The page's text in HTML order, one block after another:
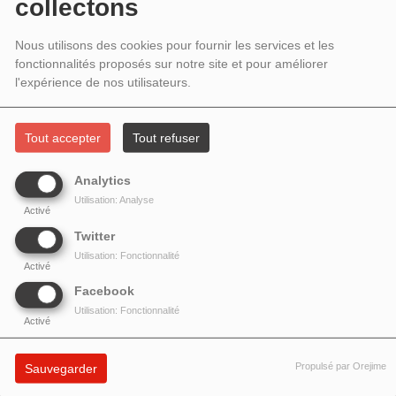
collectons
Nous utilisons des cookies pour fournir les services et les
fonctionnalités proposés sur notre site et pour améliorer
l'expérience de nos utilisateurs.
Tout accepter Tout refuser
Analytics
Activé
Utilisation: Analyse
Twitter
Activé
Utilisation: Fonctionnalité
Facebook
Activé
Utilisation: Fonctionnalité
Sauvegarder Propulsé par Orejime
MARGHERITA TREFOLONI DE LA CIE
LA MAGGESE
Anna Andreottiet
présentent les activités de leur